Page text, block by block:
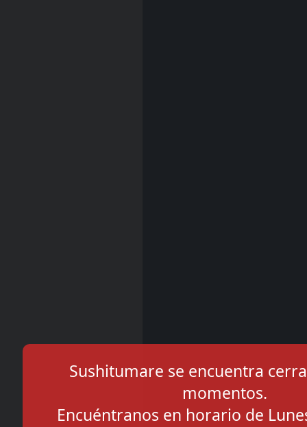
Sushitumare se encuentra
momentos.
Encuéntranos en horario de